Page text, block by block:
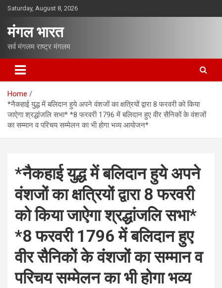
o
Saturday, August 8, 2026
मंगल भारत
सर्व मंगलम राष्ट्र मंगलम
Home
*नैकहाई युद्ध में बलिदान हुये अपने वंशजों का क्षत्रियों द्वारा 8 फरवरी को किया
जाऐगा श्रद्धांजलि सभा* *8 फरवरी 1796 में बलिदान हुए वीर सैनिकों के वंशजों
का सम्मान व परिचय सम्मेलन का भी होगा भव्य आयोजन*
*नैकहाई युद्ध में बलिदान हुये अपने
वंशजों का क्षत्रियों द्वारा 8 फरवरी
को किया जाऐगा श्रद्धांजलि सभा*
*8 फरवरी 1796 में बलिदान हुए
वीर सैनिकों के वंशजों का सम्मान व
परिचय सम्मेलन का भी होगा भव्य